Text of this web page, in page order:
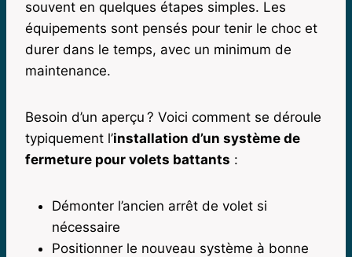
souvent en quelques étapes simples. Les
équipements sont pensés pour tenir le choc et
durer dans le temps, avec un minimum de
maintenance.
Besoin d’un aperçu ? Voici comment se déroule
typiquement l’installation d’un système de
fermeture pour volets battants :
Démonter l’ancien arrêt de volet si
nécessaire
Positionner le nouveau système à bonne